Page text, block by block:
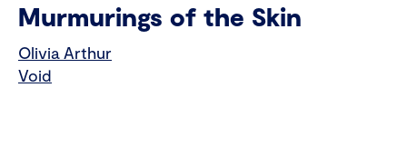
Murmurings of the Skin
Olivia Arthur
Void